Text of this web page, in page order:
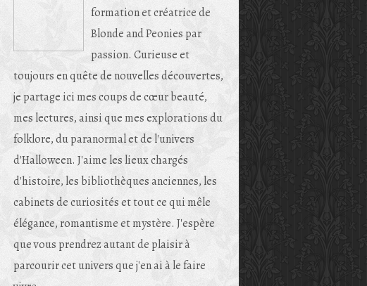
formation et créatrice de
Blonde and Peonies par
passion. Curieuse et
toujours en quête de nouvelles découvertes,
je partage ici mes coups de cœur beauté,
mes lectures, ainsi que mes explorations du
folklore, du paranormal et de l'univers
d'Halloween. J'aime les lieux chargés
d'histoire, les bibliothèques anciennes, les
cabinets de curiosités et tout ce qui mêle
élégance, romantisme et mystère. J'espère
que vous prendrez autant de plaisir à
parcourir cet univers que j'en ai à le faire